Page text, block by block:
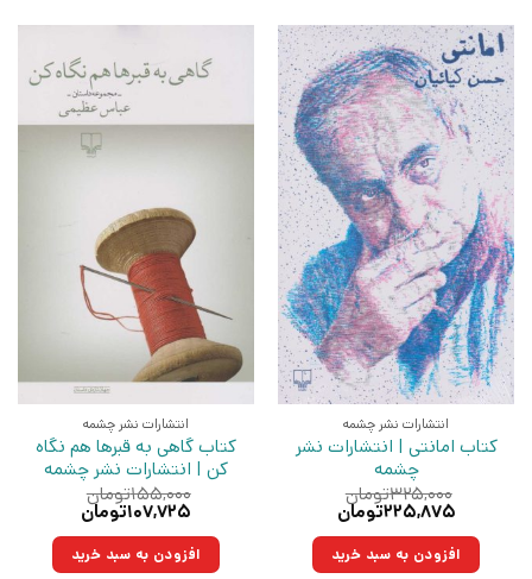
انتشارات نشر چشمه
کتاب امانتی | انتشارات نشر
چشمه
۳۲۵,۰۰۰تومان
قیمت
۳۲۵,۰۰۰تومان
بود.
۲۲۵,۸۷۵تومان
۲۲۵,۸۷۵تومان.افزودن به سبد خرید
انتشارات نشر چشمه
کتاب گاهی به قبرها هم نگاه
کن | انتشارات نشر چشمه
۱۵۵,۰۰۰تومان
قیمت
۱۵۵,۰۰۰تومان
بود.
۱۰۷,۷۲۵تومان
۱۰۷,۷۲۵تومان.افزودن به سبد خرید